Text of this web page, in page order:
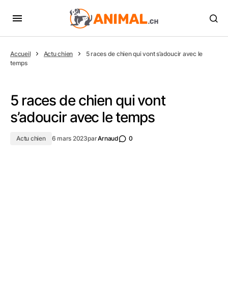
Accueil Actu chien
5 races de chien qui vont s’adoucir avec le
temps
5 races de chien qui vont
s’adoucir avec le temps
Actu chien 6 mars 2023parArnaud 0